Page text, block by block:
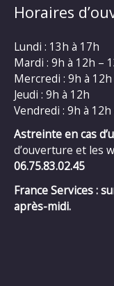
Horaires
Lundi : 13h à 17h
Mardi : 9h à 12h –
Mercredi : 9h à 12h
Jeudi : 9h à 12h
Vendredi : 9h à
Astreinte en cas
d’ouverture et les
06.75.83.02.45
France Services :
après-midi.